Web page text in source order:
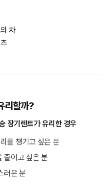
차
리할까?
장기렌트가 유리한 경우
를 챙기고 싶은 분
줄이고 싶은 분
러운 분